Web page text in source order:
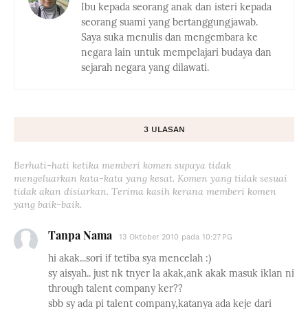
Ibu kepada seorang anak dan isteri kepada
seorang suami yang bertanggungjawab.
Saya suka menulis dan mengembara ke
negara lain untuk mempelajari budaya dan
sejarah negara yang dilawati.
3 ULASAN
Berhati-hati ketika memberi komen supaya tidak
mengeluarkan kata-kata yang kesat. Komen yang tidak sesuai
tidak akan disiarkan. Terima kasih kerana memberi komen
yang baik-baik.
Tanpa Nama 13 Oktober 2010 pada 10:27 PG
hi akak...sori if tetiba sya mencelah :)
sy aisyah.. just nk tnyer la akak,ank akak masuk iklan ni
through talent company ker??
sbb sy ada pi talent company,katanya ada keje dari